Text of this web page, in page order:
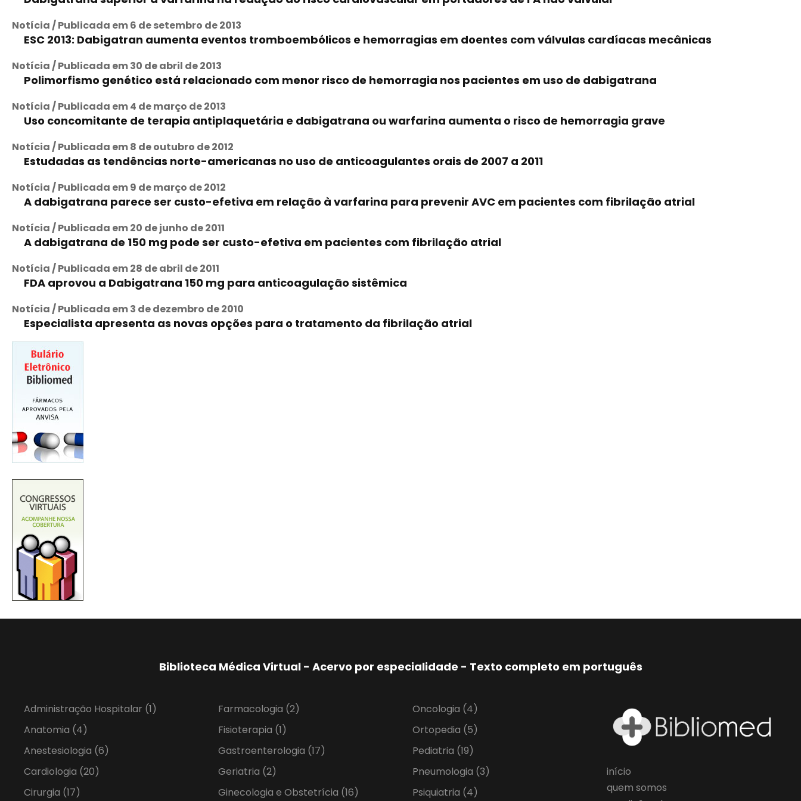
Notícia / Publicada em 6 de setembro de 2013
ESC 2013: Dabigatran aumenta eventos tromboembólicos e hemorragias em doentes com válvulas cardíacas mecânicas
Notícia / Publicada em 30 de abril de 2013
Polimorfismo genético está relacionado com menor risco de hemorragia nos pacientes em uso de dabigatrana
Notícia / Publicada em 4 de março de 2013
Uso concomitante de terapia antiplaquetária e dabigatrana ou warfarina aumenta o risco de hemorragia grave
Notícia / Publicada em 8 de outubro de 2012
Estudadas as tendências norte-americanas no uso de anticoagulantes orais de 2007 a 2011
Notícia / Publicada em 9 de março de 2012
A dabigatrana parece ser custo-efetiva em relação à varfarina para prevenir AVC em pacientes com fibrilação atrial
Notícia / Publicada em 20 de junho de 2011
A dabigatrana de 150 mg pode ser custo-efetiva em pacientes com fibrilação atrial
Notícia / Publicada em 28 de abril de 2011
FDA aprovou a Dabigatrana 150 mg para anticoagulação sistêmica
Notícia / Publicada em 3 de dezembro de 2010
Especialista apresenta as novas opções para o tratamento da fibrilação atrial
Biblioteca Médica Virtual - Acervo por especialidade - Texto completo em português
Administração Hospitalar (1)
Anatomia (4)
Anestesiologia (6)
Cardiologia (20)
Cirurgia (17)
Farmacologia (2)
Fisioterapia (1)
Gastroenterologia (17)
Geriatria (2)
Ginecologia e Obstetrícia (16)
Oncologia (4)
Ortopedia (5)
Pediatria (19)
Pneumologia (3)
Psiquiatria (4)
início
quem somos